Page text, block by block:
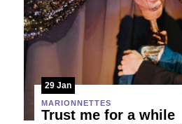
29 Jan
MARIONNETTES
Trust me for a while